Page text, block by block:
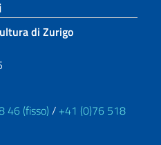
di Zurigo
46 (fisso) / +41 (0)76 518